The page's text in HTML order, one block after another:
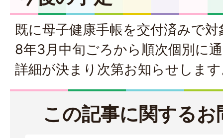
既に母子健康手帳を交付済みで
8年3月中旬ごろから順次個別に
詳細が決まり次第お知らせしま
この記事に関する